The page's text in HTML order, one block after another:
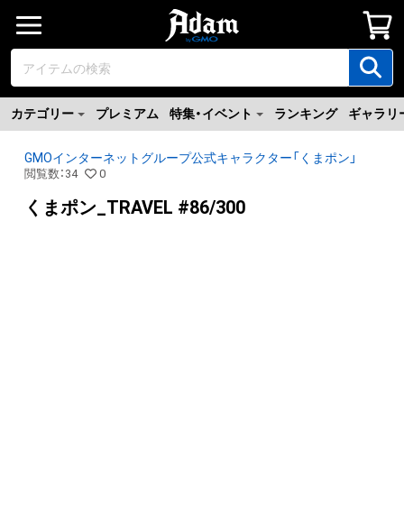
カテゴリー プレミアム 特集・イベント ランキング ギャラリ
GMOインターネットグループ公式キャラクター「くまポン」
閲覧数 ： 34 0
くまポン_TRAVEL #86/300